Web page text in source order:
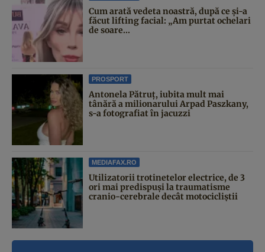
Cum arată vedeta noastră, după ce și-a
făcut lifting facial: „Am purtat ochelari
de soare...
PROSPORT
Antonela Pătruț, iubita mult mai
tânără a milionarului Arpad Paszkany,
s-a fotografiat în jacuzzi
MEDIAFAX.RO
Utilizatorii trotinetelor electrice, de 3
ori mai predispuși la traumatisme
cranio-cerebrale decât motocicliștii